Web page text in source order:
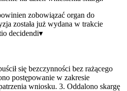
zobowiązać organ do
została już wydana w trakcie
decidendi▾
się bezczynności bez rażącego
postępowanie w zakresie
wniosku. 3. Oddalono skargę